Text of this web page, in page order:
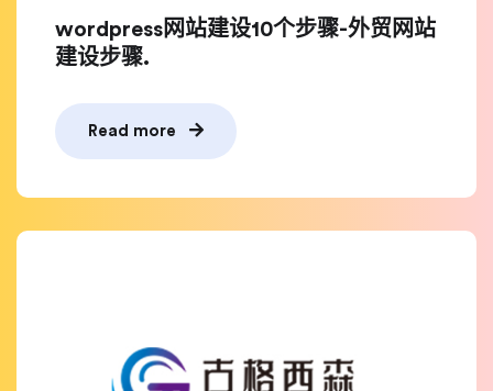
wordpress网站建设10个步骤-外贸网站
建设步骤.
Read more